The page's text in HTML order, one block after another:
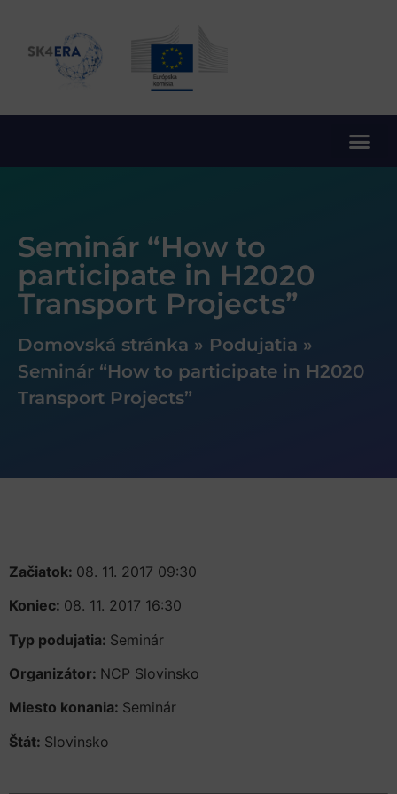
Seminár “How to
participate in H2020
Transport Projects”
Domovská stránka » Podujatia »
Seminár “How to participate in H2020
Transport Projects”
Začiatok: 08. 11. 2017 09:30
Koniec: 08. 11. 2017 16:30
Typ podujatia: Seminár
Organizátor: NCP Slovinsko
Miesto konania: Seminár
Štát: Slovinsko